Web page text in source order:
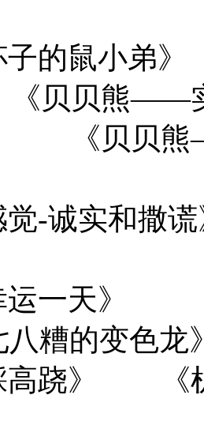
子的鼠小
贝贝熊——
》 《贝贝
感觉-诚
运一天》
糟的变色龙
高跷》 《